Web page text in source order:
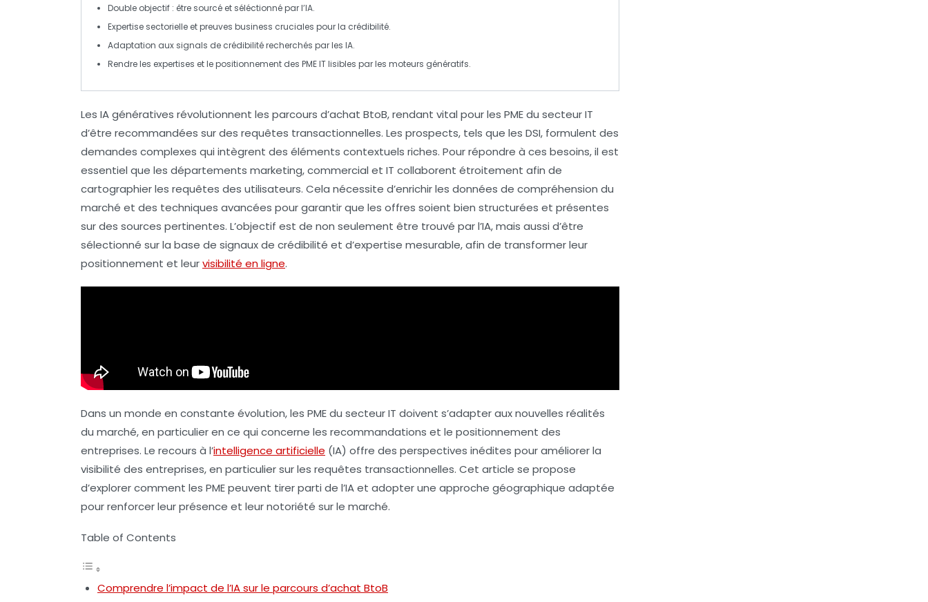
Double objectif : être sourcé et séléctionnépar l’IA.
Expertise sectorielle et preuves business cruciales pour la crédibilité.
Adaptation aux signals de crédibilitérecherchés par les IA.
Rendre les expertises et le positionnement des PME ITlisibles par les moteurs génératifs.
Les IA génératives révolutionnent les parcours d’achat BtoB, rendant vital pour les PME du secteur IT
d’être recommandées sur des requêtes transactionnelles. Les prospects, tels que les DSI, formulent des
demandes complexes qui intègrent des éléments contextuels riches. Pour répondre à ces besoins, il est
essentiel que les départements marketing,commercial et IT collaborent étroitement afin de
cartographier les requêtes des utilisateurs. Cela nécessite d’enrichir les données de compréhension du
marché et des techniques avancées pour garantir que les offres soient bien structurées et présentes
sur des sources pertinentes. L’objectif est de non seulement être trouvé par l’IA, mais aussi d’être
sélectionné sur la base de signaux de crédibilité et d’expertise mesurable, afin de transformer leur
positionnement et leurvisibilité en ligne.
Dans un monde en constante évolution, les PME du secteur IT doivent s’adapter aux nouvelles réalités
du marché, en particulier en ce qui concerne les recommandations et le positionnement des
entreprises. Le recours à l’intelligence artificielle (IA) offre des perspectives inédites pour améliorer la
visibilité des entreprises, en particulier sur les requêtes transactionnelles. Cet article se propose
d’explorer comment les PMEpeuvent tirer parti de l’IA et adopter une approche géographique adaptée
pour renforcer leur présence et leur notoriété sur le marché.
Table of Contents
Comprendre l’impact de l’IA sur le parcours d’achat BtoB